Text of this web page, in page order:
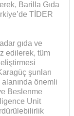
Barilla Gıda
TİDER
gıda ve
edilerek, tüm
şunları
alanında önemli
Beslenme
Unit